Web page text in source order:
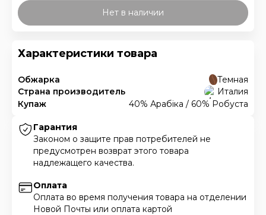
Нет в наличии
Характеристики товара
Обжарка
Темная
Страна производитель
Италия
Купаж
40% Арабіка / 60% Робуста
Гарантия
Законом о защите прав потребителей не
предусмотрен возврат этого товара
надлежащего качества.
Оплата
Оплата во время получения товара на отделении
Новой Почты или оплата картой